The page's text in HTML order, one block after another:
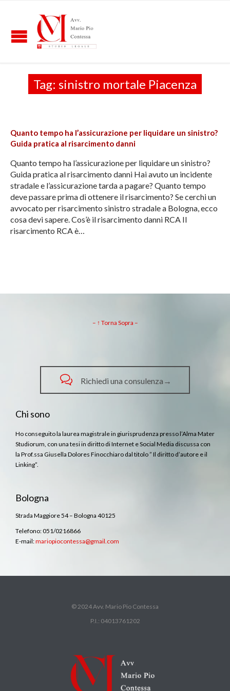
Tag: sinistro mortale Piacenza
Quanto tempo ha l’assicurazione per liquidare un sinistro?
Guida pratica al risarcimento danni
Quanto tempo ha l’assicurazione per liquidare un sinistro?
Guida pratica al risarcimento danni Hai avuto un incidente
stradale e l’assicurazione tarda a pagare? Quanto tempo
deve passare prima di ottenere il risarcimento? Se cerchi un
avvocato per risarcimento sinistro stradale a Bologna, ecco
cosa devi sapere. Cos’è il risarcimento danni RCA Il
risarcimento RCA è…
– ↑ Torna Sopra –
 Richiedi una consulenza→
Chi sono
Ho conseguito la laurea magistrale in giurisprudenza presso l’Alma Mater
Studiorum, con una tesi in diritto di Internet e Social Media discussa con
la Prof.ssa Giusella Dolores Finocchiaro dal titolo ” Il diritto d’autore e il
Linking”.
Bologna
Strada Maggiore 54 – Bologna 40125
Telefono: 051/0216866
E-mail:mariopiocontessa@gmail.com
© 2024 Avv. Mario Pio Contessa
P.I.: 04013761202